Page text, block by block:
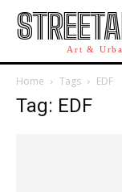
Art &
Home Tags EDF
Tag: EDF